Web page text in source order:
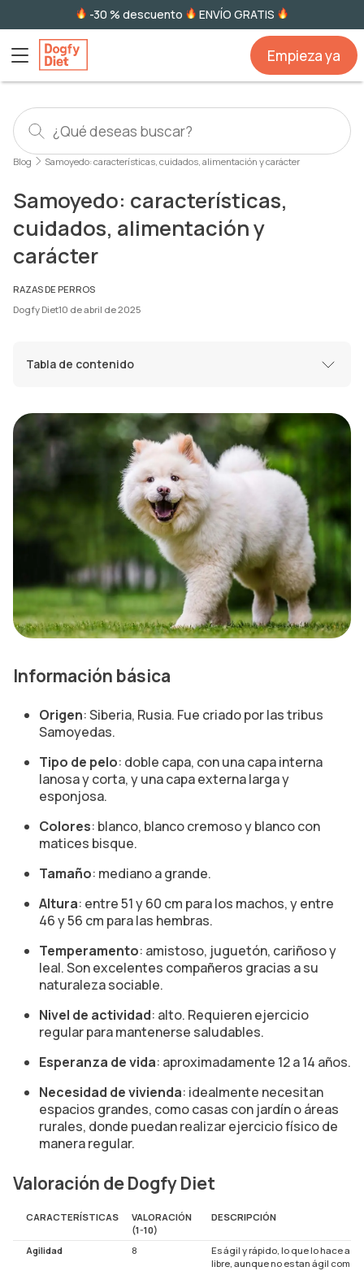
-30 % descuento ENVÍO GRATIS
Empieza ya
Blog Samoyedo: características, cuidados, alimentación y carácter
Samoyedo: características,
cuidados, alimentación y
carácter
RAZAS DE PERROS
Dogfy Diet10 de abril de 2025
Tabla de contenido
Información básica
Origen: Siberia, Rusia. Fue criado por las tribus
Samoyedas.
Tipo de pelo: doble capa, con una capa interna
lanosa y corta, y una capa externa larga y
esponjosa.
Colores: blanco, blanco cremoso y blanco con
matices bisque.
Tamaño: mediano a grande.
Altura: entre 51 y 60 cm para los machos, y entre
46 y 56 cm para las hembras.
Temperamento: amistoso, juguetón, cariñoso y
leal. Son excelentes compañeros gracias a su
naturaleza sociable.
Nivel de actividad: alto. Requieren ejercicio
regular para mantenerse saludables.
Esperanza de vida: aproximadamente 12 a 14 años.
Necesidad de vivienda: idealmente necesitan
espacios grandes, como casas con jardín o áreas
rurales, donde puedan realizar ejercicio físico de
manera regular.
Valoración de Dogfy Diet
CARACTERÍSTICAS
VALORACIÓN
(1-10)
DESCRIPCIÓN
Agilidad 8
Es ágil y rápido, lo que lo hace
libre, aunque no es tan ágil como